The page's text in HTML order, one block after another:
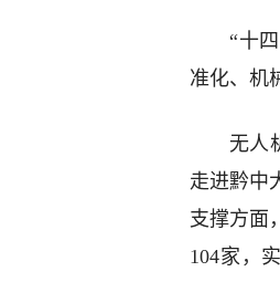
“十
准化、机
无人
走进黔中
支撑方面
104家，